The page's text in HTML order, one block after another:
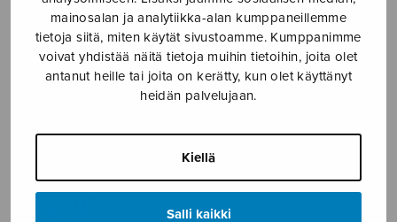
mainosalan ja analytiikka-alan kumppaneillemme
tietoja siitä, miten käytät sivustoamme. Kumppanimme
voivat yhdistää näitä tietoja muihin tietoihin, joita olet
antanut heille tai joita on kerätty, kun olet käyttänyt
heidän palvelujaan.
Kiellä
Salli kaikki
Kansanlauluja
Op.40 / 3 & 4
10,03